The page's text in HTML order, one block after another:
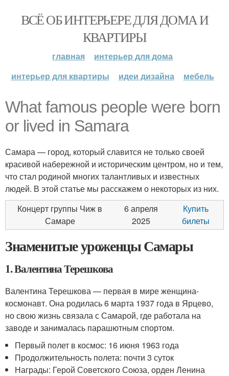
ВСЁ ОБ ИНТЕРЬЕРЕ ДЛЯ ДОМА И
КВАРТИРЫ
главная
интерьер для дома
интерьер для квартиры
идеи дизайна мебель
What famous people were born
or lived in Samara
Самара — город, который славится не только своей
красивой набережной и историческим центром, но и тем,
что стал родиной многих талантливых и известных
людей. В этой статье мы расскажем о некоторых из них.
Концерт группы Чиж в
Самаре
6 апреля
2025
Купить
билеты
Знаменитые уроженцы Самары
1. Валентина Терешкова
Валентина Терешкова — первая в мире женщина-
космонавт. Она родилась 6 марта 1937 года в Ярцево,
но свою жизнь связала с Самарой, где работала на
заводе и занималась парашютным спортом.
Первый полет в космос: 16 июня 1963 года
Продолжительность полета: почти 3 суток
Награды: Герой Советского Союза, орден Ленина